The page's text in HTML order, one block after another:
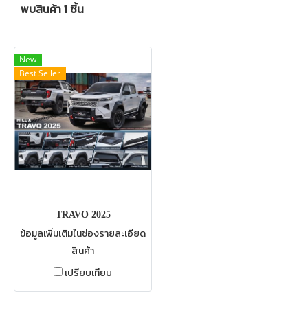
พบสินค้า 1 ชิ้น
New
Best Seller
TRAVO 2025
ข้อมูลเพิ่มเติมในช่องรายละเอียด
สินค้า
เปรียบเทียบ